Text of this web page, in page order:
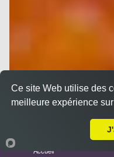
Accueil
Ce site Web utilise des
meilleure expérience